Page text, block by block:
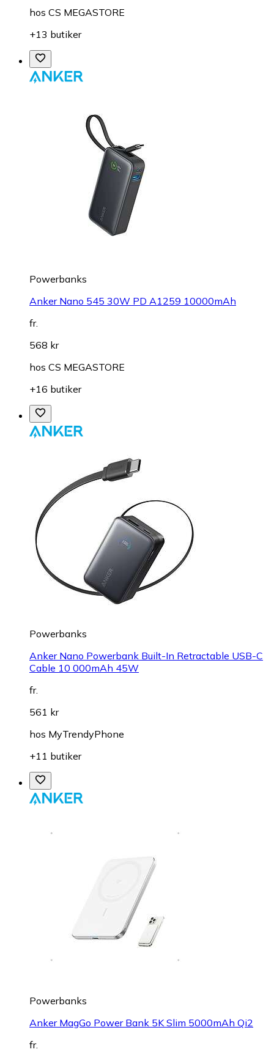
hos CS MEGASTORE
+13 butiker
Powerbanks
Anker Nano 545 30W PD A1259 10000mAh
fr.
568 kr
hos CS MEGASTORE
+16 butiker
Powerbanks
Anker Nano Powerbank Built-In Retractable USB-C
Cable 10 000mAh 45W
fr.
561 kr
hos MyTrendyPhone
+11 butiker
Powerbanks
Anker MagGo Power Bank 5K Slim 5000mAh Qi2
fr.